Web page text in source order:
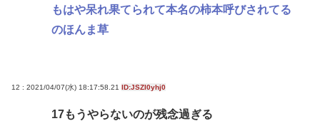
もはや呆れ果てられて本名の柿本呼びされてる
のほんま草
12 : 2021/04/07(水) 18:17:58.21 ID:JSZI0yhj0
17もうやらないのが残念過ぎる